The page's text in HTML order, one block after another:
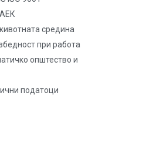
средина
при работа
општество и
податоци